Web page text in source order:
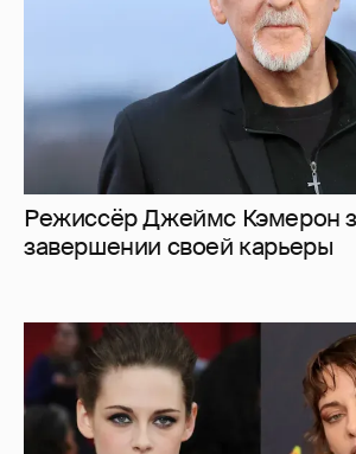
"Вызывает сочувствие". В
трансформацию звезды
Кристен Стюарт